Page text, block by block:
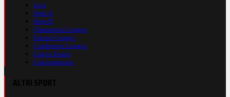
Live
Serie A
Serie B
Champions League
Europa League
Conference League
Calcio Estero
Calciomercato